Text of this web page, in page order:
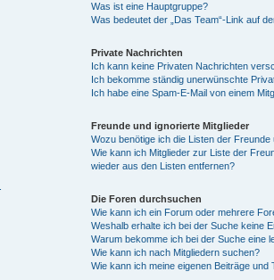
Was ist eine Hauptgruppe?
Was bedeutet der „Das Team“-Link auf
Private Nachrichten
Ich kann keine Privaten Nachrichten
Ich bekomme ständig unerwünschte
Ich habe eine Spam-E-Mail von einem
Freunde und ignorierte Mitglieder
Wozu benötige ich die Listen der Freunde
Wie kann ich Mitglieder zur Liste der
wieder aus den Listen entfernen?
Die Foren durchsuchen
Wie kann ich ein Forum oder mehrere
Weshalb erhalte ich bei der Suche keine
Warum bekomme ich bei der Suche eine
Wie kann ich nach Mitgliedern suchen?
Wie kann ich meine eigenen Beiträge und